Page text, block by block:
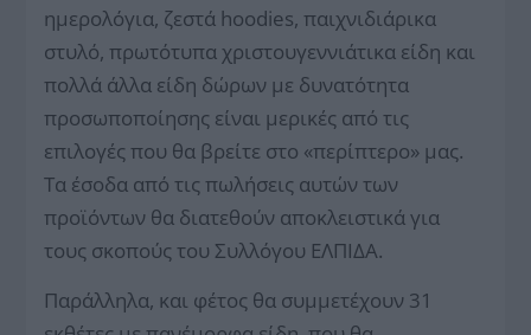
ημερολόγια, ζεστά hoodies, παιχνιδιάρικα
στυλό, πρωτότυπα χριστουγεννιάτικα είδη και
πολλά άλλα είδη δώρων με δυνατότητα
προσωποποίησης είναι μερικές από τις
επιλογές που θα βρείτε στο «περίπτερο» μας.
Τα έσοδα από τις πωλήσεις αυτών των
προϊόντων θα διατεθούν αποκλειστικά για
τους σκοπούς του Συλλόγου ΕΛΠΙΔΑ.
Παράλληλα, και φέτος θα συμμετέχουν 31